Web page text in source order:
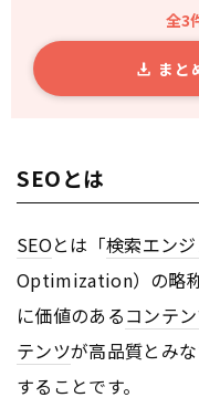
全3
まと
SEOとは
SEOとは「検索エン
Optimization）の略称
に価値のあるコンテ
テンツが高品質とみ
することです。